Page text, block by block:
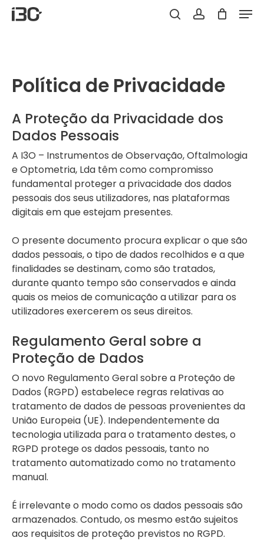
Skip
Política de Privacidade
A Proteção da Privacidade dos
Dados Pessoais
A I3O – Instrumentos de Observação, Oftalmologia
e Optometria, Lda têm como compromisso
fundamental proteger a privacidade dos dados
pessoais dos seus utilizadores, nas plataformas
digitais em que estejam presentes.
O presente documento procura explicar o que são
dados pessoais, o tipo de dados recolhidos e a que
finalidades se destinam, como são tratados,
durante quanto tempo são conservados e ainda
quais os meios de comunicação a utilizar para os
utilizadores exercerem os seus direitos.
Regulamento Geral sobre a
Proteção de Dados
O novo Regulamento Geral sobre a Proteção de
Dados (RGPD) estabelece regras relativas ao
tratamento de dados de pessoas provenientes da
União Europeia (UE). Independentemente da
tecnologia utilizada para o tratamento destes, o
RGPD protege os dados pessoais, tanto no
tratamento automatizado como no tratamento
manual.
É irrelevante o modo como os dados pessoais são
armazenados. Contudo, os mesmo estão sujeitos
aos requisitos de proteção previstos no RGPD.